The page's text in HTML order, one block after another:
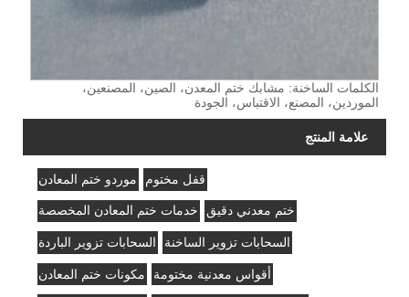
الكلمات الساخنة: مشابك ختم المعدن، الصين، المصنعين،
الموردين، المصنع، الاقتباس، الجودة
علامة المنتج
موردو ختم المعادن قفل مختوم
خدمات ختم المعادن المخصصة ختم معدني دقيق
السحابات تزوير الباردة السحابات تزوير الساخنة
مكونات ختم المعادن أقواس معدنية مختومة